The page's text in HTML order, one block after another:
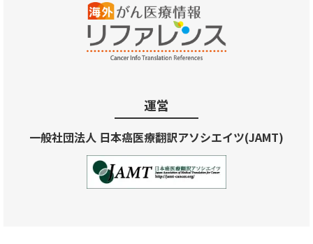
運営
一般社団法人 日本癌医療翻訳アソシエイツ(JAMT)